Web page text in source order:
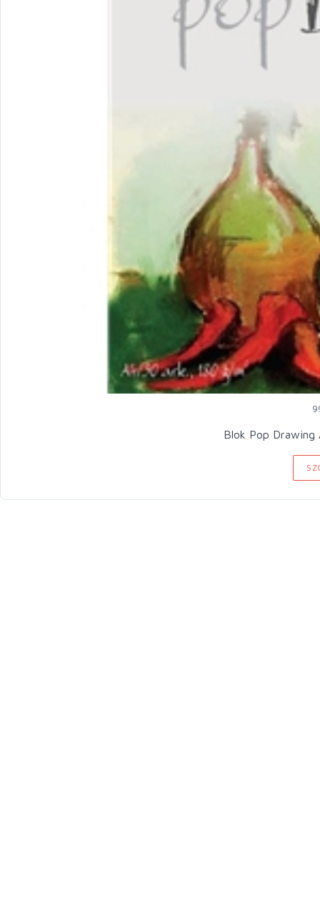
Blok Pop Drawing